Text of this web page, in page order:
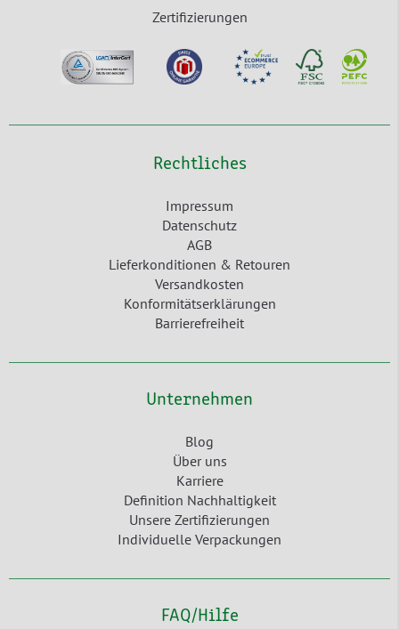
Zertifizierungen
Rechtliches
Impressum
Datenschutz
AGB
Lieferkonditionen & Retouren
Versandkosten
Konformitätserklärungen
Barrierefreiheit
Unternehmen
Blog
Über uns
Karriere
Definition Nachhaltigkeit
Unsere Zertifizierungen
Individuelle Verpackungen
FAQ/Hilfe